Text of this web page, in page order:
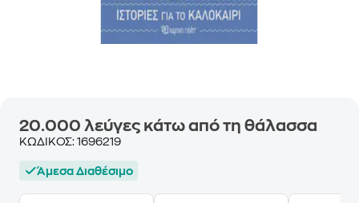
20.000 λεύγες κάτω από τη θάλασσα
ΚΩΔΙΚΟΣ: 1696219
Άμεσα Διαθέσιμο